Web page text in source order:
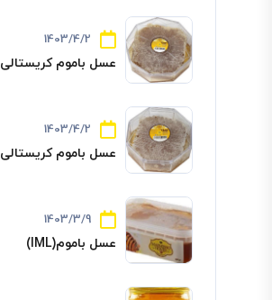
1403/4/2
عسل باموم کریستالی ۱...
1403/4/2
عسل باموم کریستالی 500...
1403/3/9
عسل باموم(IML)